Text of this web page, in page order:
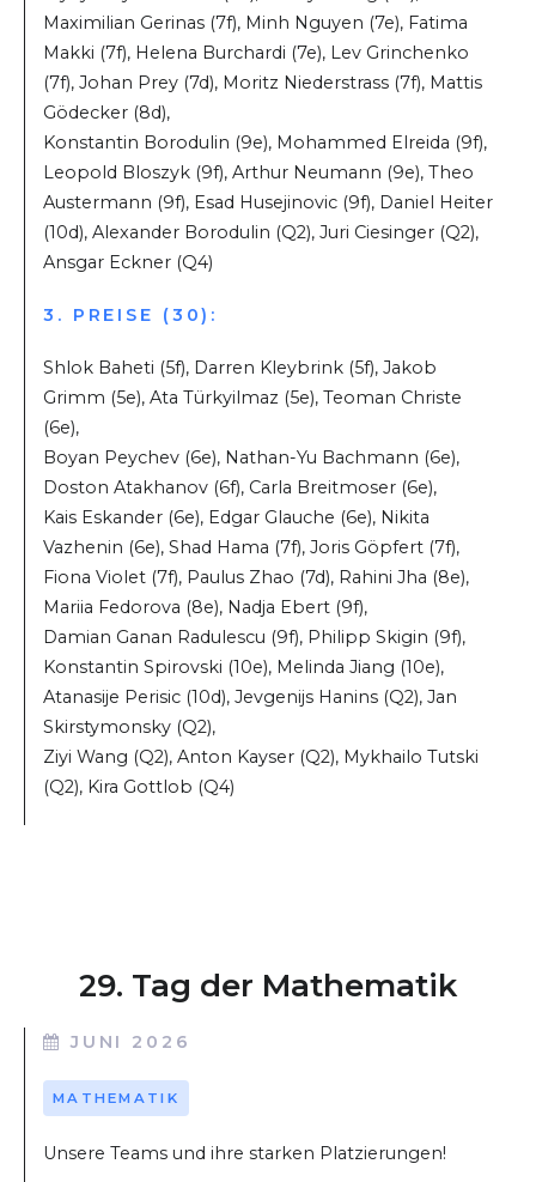
Maximilian Gerinas (7f), Minh Nguyen (7e), Fatima
Makki (7f), Helena Burchardi (7e), Lev Grinchenko
(7f), Johan Prey (7d), Moritz Niederstrass (7f), Mattis
Gödecker (8d),
Konstantin Borodulin (9e), Mohammed Elreida (9f),
Leopold Bloszyk (9f), Arthur Neumann (9e), Theo
Austermann (9f), Esad Husejinovic (9f), Daniel Heiter
(10d), Alexander Borodulin (Q2), Juri Ciesinger (Q2),
Ansgar Eckner (Q4)
3. PREISE (30):
Shlok Baheti (5f), Darren Kleybrink (5f), Jakob
Grimm (5e), Ata Türkyilmaz (5e), Teoman Christe
(6e),
Boyan Peychev (6e), Nathan-Yu Bachmann (6e),
Doston Atakhanov (6f), Carla Breitmoser (6e),
Kais Eskander (6e), Edgar Glauche (6e), Nikita
Vazhenin (6e), Shad Hama (7f), Joris Göpfert (7f),
Fiona Violet (7f), Paulus Zhao (7d), Rahini Jha (8e),
Mariia Fedorova (8e), Nadja Ebert (9f),
Damian Ganan Radulescu (9f), Philipp Skigin (9f),
Konstantin Spirovski (10e), Melinda Jiang (10e),
Atanasije Perisic (10d), Jevgenijs Hanins (Q2), Jan
Skirstymonsky (Q2),
Ziyi Wang (Q2), Anton Kayser (Q2), Mykhailo Tutski
(Q2), Kira Gottlob (Q4)
29. Tag der Mathematik
JUNI 2026
MATHEMATIK
Unsere Teams und ihre starken Platzierungen!